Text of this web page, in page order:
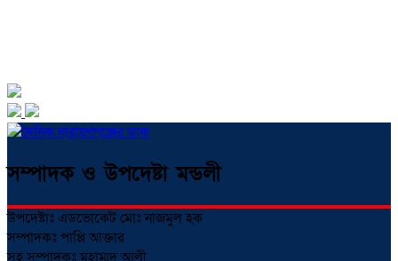
সম্পাদক ও উপদেষ্টা মন্ডলী
উপদেষ্টাঃ এডভোকেট মোঃ নাজমুল হক
সম্পাদকঃ পাপ্পি আক্তার